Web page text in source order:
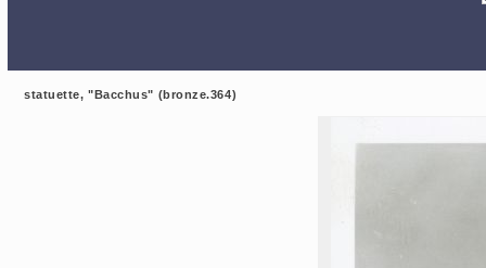
statuette, "Bacchus" (bronze.364)